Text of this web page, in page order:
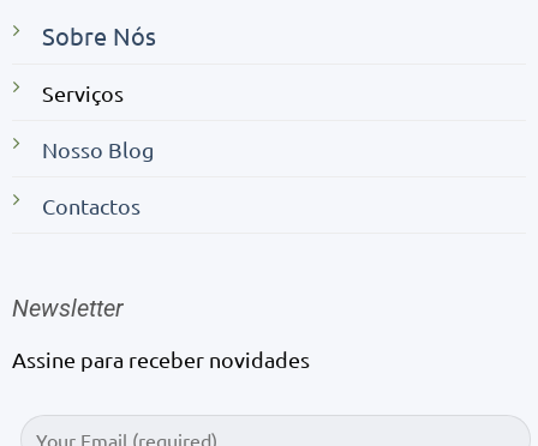
Sobre Nós
Serviços
Nosso Blog
Contactos
Newsletter
Assine para receber novidades